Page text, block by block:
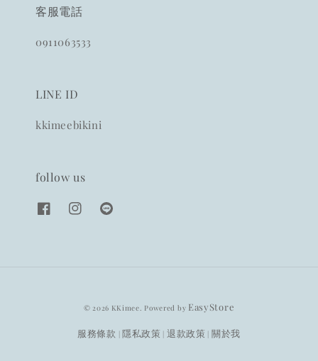
客服電話
0911063533
LINE ID
kkimeebikini
follow us
© 2026 KKimee. Powered by EasyStore
服務條款 隱私政策 退款政策 關於我